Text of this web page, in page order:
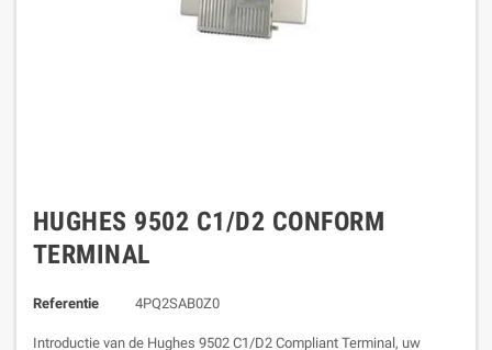
HUGHES 9502 C1/D2 CONFORM
TERMINAL
Referentie 4PQ2SAB0Z0
Introductie van de Hughes 9502 C1/D2 Compliant Terminal, uw